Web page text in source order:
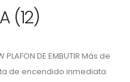
(12)
PLAFON DE EMBUTIR Más de
de encendido inmediata